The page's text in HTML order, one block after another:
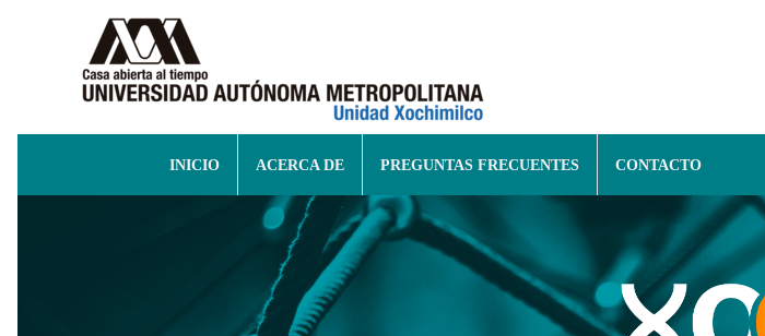
INICIO ACERCA DE PREGUNTAS FRECUENTES CONTACTO